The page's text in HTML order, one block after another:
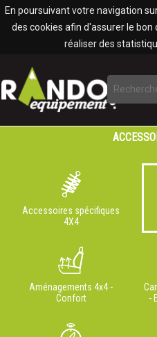
En poursuivant votre navigation
des cookies afin d'assurer le
réaliser des
Accessoires spécifiques
4X4
Aménagements 4x4 -
Confort
-
Panneau de gestion des cookies